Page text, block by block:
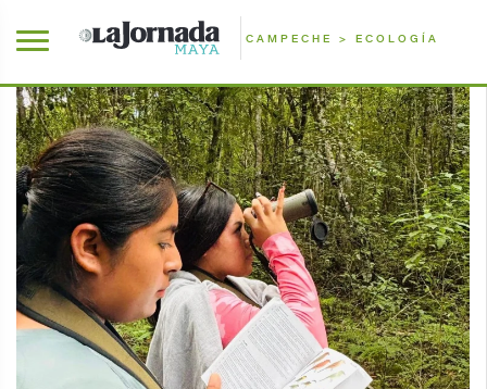
CAMPECHE > ECOLOGÍA